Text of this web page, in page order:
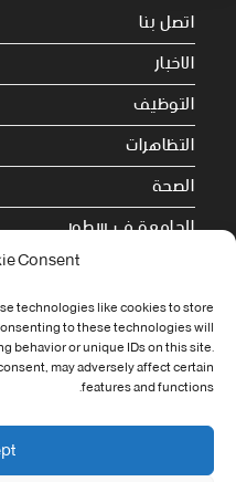
Consent
technologies like cookies to store
to these technologies will
behavior or unique IDs on this site.
may adversely affect certain
features and functions.
اتصل بنا
الاخبار
التوظيف
التظاهرات
الصحة
الجامعة في سطور
Cookie Policy (EU)
معلومات الاتصال
Address:
جامعة العربي التبسي